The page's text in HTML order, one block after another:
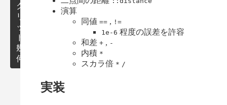
剰
余
付
き
整
数
フ
最
小
全
域
木
間
木
BIT
セ
そ
の
他
ク
リ
ッ
ド
幾
何
演算
同値 == , !=
1e-6 程度の誤差を許容
和差 + , -
内積 *
スカラ倍 * /
実装